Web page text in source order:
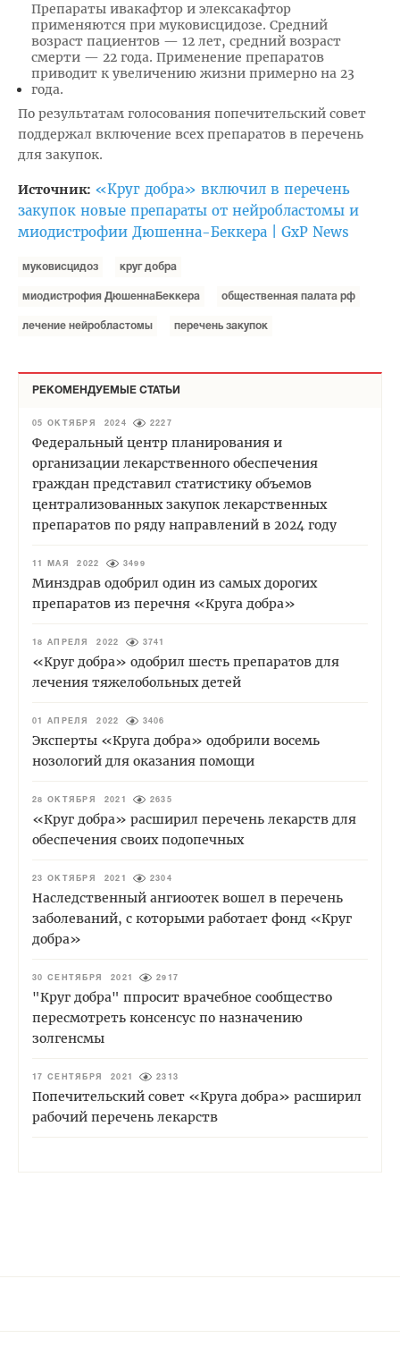
Препараты ивакафтор и элексакафтор
применяются при муковисцидозе. Средний
возраст пациентов — 12 лет, средний возраст
смерти — 22 года. Применение препаратов
приводит к увеличению жизни примерно на 23
года.
По результатам голосования попечительский совет
поддержал включение всех препаратов в перечень
для закупок.
Источник: «Круг добра» включил в перечень
закупок новые препараты от нейробластомы и
миодистрофии Дюшенна-Беккера | GxP News
муковисцидоз круг добра
миодистрофия ДюшеннаБеккера общественная палата рф
лечение нейробластомы перечень закупок
РЕКОМЕНДУЕМЫЕ СТАТЬИ
05 ОКТЯБРЯ 2024 2227
Федеральный центр планирования и
организации лекарственного обеспечения
граждан представил статистику объемов
централизованных закупок лекарственных
препаратов по ряду направлений в 2024 году
11 МАЯ 2022 3499
Минздрав одобрил один из самых дорогих
препаратов из перечня «Круга добра»
18 АПРЕЛЯ 2022 3741
«Круг добра» одобрил шесть препаратов для
лечения тяжелобольных детей
01 АПРЕЛЯ 2022 3406
Эксперты «Круга добра» одобрили восемь
нозологий для оказания помощи
28 ОКТЯБРЯ 2021 2635
«Круг добра» расширил перечень лекарств для
обеспечения своих подопечных
23 ОКТЯБРЯ 2021 2304
Наследственный ангиоотек вошел в перечень
заболеваний, с которыми работает фонд «Круг
добра»
30 СЕНТЯБРЯ 2021 2917
"Круг добра" ппросит врачебное сообщество
пересмотреть консенсус по назначению
золгенсмы
17 СЕНТЯБРЯ 2021 2313
Попечительский совет «Круга добра» расширил
рабочий перечень лекарств